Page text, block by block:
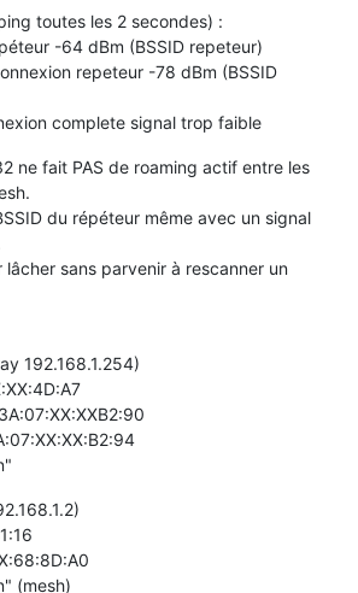
toutes les 2 secondes) :
-64 dBm (BSSID repeteur)
repeteur -78 dBm (BSSID
complete signal trop faible
ne fait PAS de roaming actif entre les
du répéteur même avec un signal
sans parvenir à rescanner un
192.168.1.254)
(mesh)